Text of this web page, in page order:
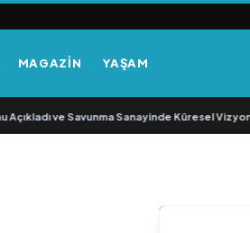
MAGAZİN YAŞAM
ve Savunma Sanayinde Küresel Vizyon